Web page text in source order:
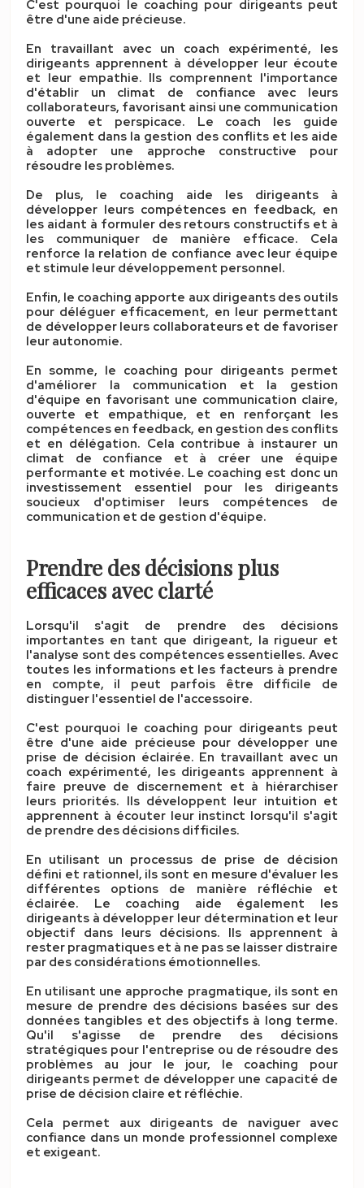
C'est pourquoi le coaching pour dirigeants peut
être d'une aide précieuse.
En travaillant avec un coach expérimenté, les
dirigeants apprennent à développer leur écoute
et leur empathie. Ils comprennent l'importance
d'établir un climat de confiance avec leurs
collaborateurs, favorisant ainsi une communication
ouverte et perspicace. Le coach les guide
également dans la gestion des conflits et les aide
à adopter une approche constructive pour
résoudre les problèmes.
De plus, le coaching aide les dirigeants à
développer leurs compétences en feedback, en
les aidant à formuler des retours constructifs et à
les communiquer de manière efficace. Cela
renforce la relation de confiance avec leur équipe
et stimule leur développement personnel.
Enfin, le coaching apporte aux dirigeants des outils
pour déléguer efficacement, en leur permettant
de développer leurs collaborateurs et de favoriser
leur autonomie.
En somme, le coaching pour dirigeants permet
d'améliorer la communication et la gestion
d'équipe en favorisant une communication claire,
ouverte et empathique, et en renforçant les
compétences en feedback, en gestion des conflits
et en délégation. Cela contribue à instaurer un
climat de confiance et à créer une équipe
performante et motivée. Le coaching est donc un
investissement essentiel pour les dirigeants
soucieux d'optimiser leurs compétences de
communication et de gestion d'équipe.
Prendre des décisions plus
efficaces avec clarté
Lorsqu'il s'agit de prendre des décisions
importantes en tant que dirigeant, la rigueur et
l'analyse sont des compétences essentielles. Avec
toutes les informations et les facteurs à prendre
en compte, il peut parfois être difficile de
distinguer l'essentiel de l'accessoire.
C'est pourquoi le coaching pour dirigeantspeut
être d'une aide précieuse pour développer une
prise de décision éclairée. En travaillant avec un
coach expérimenté, les dirigeants apprennent à
faire preuve de discernement et à hiérarchiser
leurs priorités. Ils développent leur intuition et
apprennent à écouter leur instinct lorsqu'il s'agit
de prendre des décisions difficiles.
En utilisant un processus de prise de décision
défini et rationnel, ils sont en mesure d'évaluer les
différentes options de manière réfléchie et
éclairée. Le coaching aide également les
dirigeants à développer leur détermination et leur
objectif dans leurs décisions. Ils apprennent à
rester pragmatiques et à ne pas se laisser distraire
par des considérations émotionnelles.
En utilisant une approche pragmatique, ils sont en
mesure de prendre des décisions basées sur des
données tangibles et des objectifs à long terme.
Qu'il s'agisse de prendre des décisions
stratégiques pour l'entreprise ou de résoudre des
problèmes au jour le jour, le coaching pour
dirigeants permet de développer une capacité de
prise de décision claire et réfléchie.
Cela permet aux dirigeants de naviguer avec
confiance dans un monde professionnel complexe
et exigeant.